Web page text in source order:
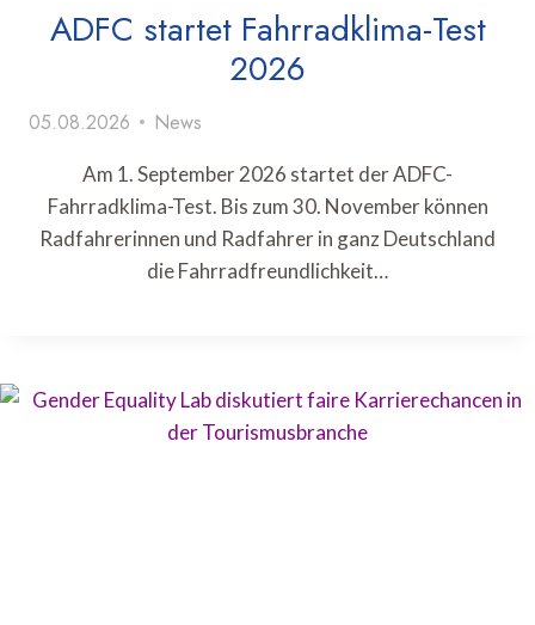
ADFC startet Fahrradklima-Test
2026
05.08.2026 News
Am 1. September 2026 startet der ADFC-
Fahrradklima-Test. Bis zum 30. November können
Radfahrerinnen und Radfahrer in ganz Deutschland
die Fahrradfreundlichkeit…